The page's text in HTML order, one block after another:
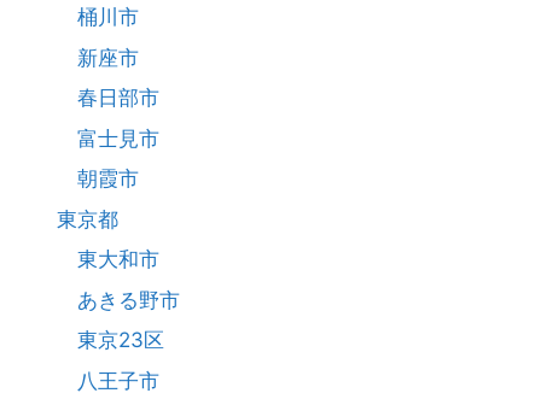
桶川市
新座市
春日部市
富士見市
朝霞市
東京都
東大和市
あきる野市
東京23区
八王子市